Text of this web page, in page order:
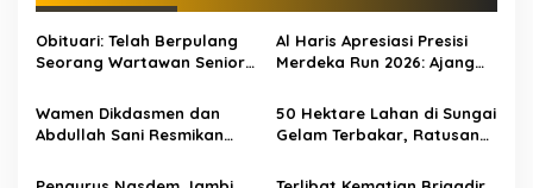
a
s
p
o
Obituari: Telah Berpulang
Seorang Wartawan Senior
Atau Hery Rawas
Al Haris Apresiasi Presisi
Merdeka Run 2026: Ajang
UMKM Jambi
Wamen Dikdasmen dan
Abdullah Sani Resmikan
Digitalisasi Pendidikan
50 Hektare Lahan di Sungai
Gelam Terbakar, Ratusan
Water Bombing Dikerahkan